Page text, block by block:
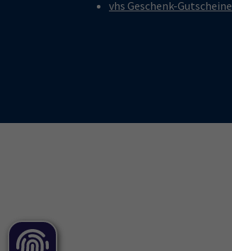
vhs Geschenk-Gutscheine